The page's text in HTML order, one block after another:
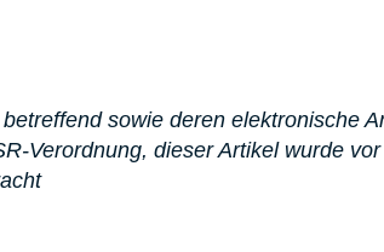
sowie deren elektronische
Verordnung, dieser Artikel wurde